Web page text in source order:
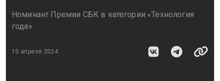
Номинант Премии СБК в категории «Технология
года».
15 апреля 2024